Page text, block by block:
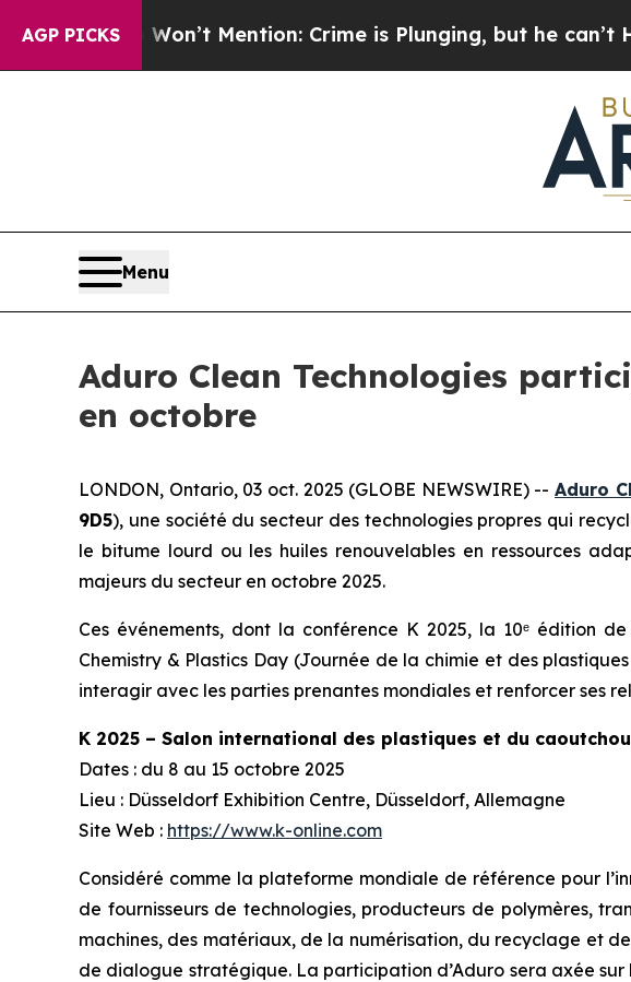
AGP PICKS
Won’t Mention: Crime is Plunging, but he can’t Handle
Menu
Aduro Clean Technologies
en octobre
LONDON, Ontario, 03 oct. 2025 (GLOBE NEWSWIRE) --Aduro
9D5), une société du secteur des technologies propres qui
le bitume lourd ou les huiles renouvelables en ressources
majeurs du secteur en octobre 2025.
Ces événements, dont la conférence K 2025, la 10ᵉ édition
Chemistry & Plastics Day (Journée de la chimie et des
interagir avec les parties prenantes mondiales et renforcer ses
K 2025 – Salon international des plastiques et du
Dates : du 8 au 15 octobre 2025
Lieu : Düsseldorf Exhibition Centre, Düsseldorf, Allemagne
Site Web : https://www.k-online.com
Considéré comme la plateforme mondiale de référence pour
de fournisseurs de technologies, producteurs de polymères,
machines, des matériaux, de la numérisation, du recyclage et
de dialogue stratégique. La participation d’Aduro sera axée